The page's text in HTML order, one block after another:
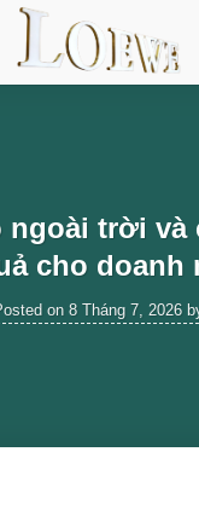
ngoài trời
cho doanh
on 8 Tháng 7, 2026